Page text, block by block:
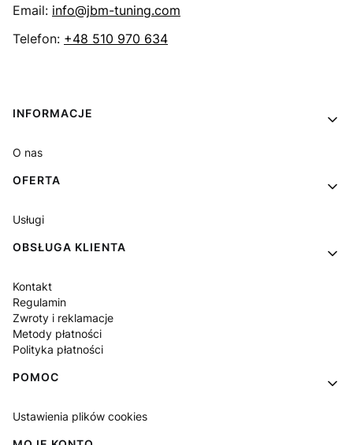
Email: info@jbm-tuning.com
Telefon: +48 510 970 634
Linki w stopce
INFORMACJE
O nas
OFERTA
Usługi
OBSŁUGA KLIENTA
Kontakt
Regulamin
Zwroty i reklamacje
Metody płatności
Polityka płatności
POMOC
Ustawienia plików cookies